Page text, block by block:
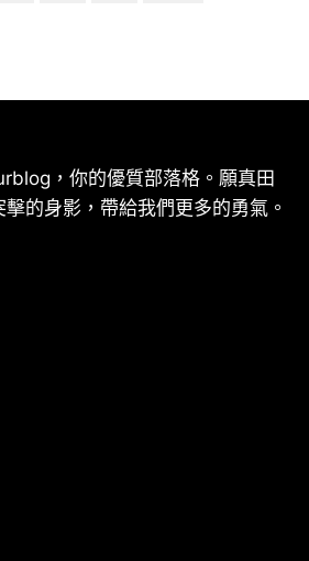
，你的優質部落格。願真田
的身影，帶給我們更多的勇氣。